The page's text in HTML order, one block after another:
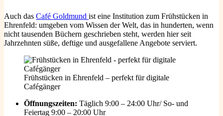
Auch das Café Goldmund ist eine Institution zum Frühstücken in
Ehrenfeld: umgeben vom Wissen der Welt, das in hunderten, wenn
nicht tausenden Büchern geschrieben steht, werden hier seit
Jahrzehnten süße, deftige und ausgefallene Angebote serviert.
Frühstücken in Ehrenfeld – perfekt für digitale
Cafégänger
Öffnungszeiten: Täglich 9:00 – 24:00 Uhr/ So- und
Feiertag 9:00 – 20:00 Uhr